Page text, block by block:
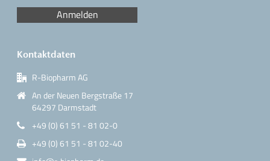
Kontaktdaten
R-Biopharm AG
An der Neuen Bergstraße 17
64297 Darmstadt
+49 (0) 61 51 - 81 02-0
+49 (0) 61 51 - 81 02-40